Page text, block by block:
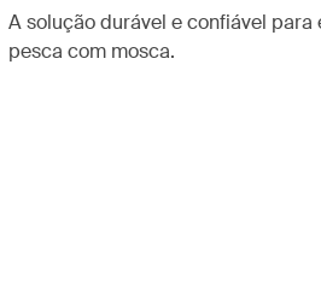
A solução durável e confiável para
pesca com mosca.